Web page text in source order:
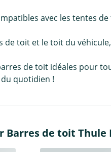
avec les tentes
de toit et le toit du
de toit idéales pour
quotidien !
Barres de toit Thule